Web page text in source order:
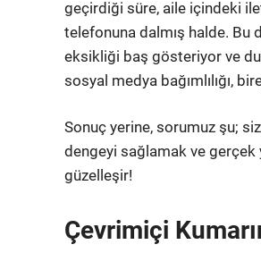
geçirdiği süre, aile içindeki
telefonuna dalmış halde. Bu
eksikliği baş gösteriyor ve
sosyal medya bağımlılığı,
Sonuç yerine, sorumuz şu;
dengeyi sağlamak ve gerçek
güzelleşir!
Çevrimiçi